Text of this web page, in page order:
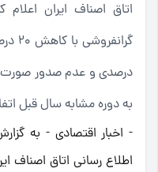
به دوره مشابه سال قبل
- اخبار اقتصادی - به
اطلاع رسانی اتاق اصناف